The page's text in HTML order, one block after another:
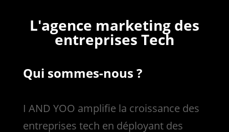
L'agence marketing des
entreprises Tech
Qui sommes-nous ?
I AND YOO amplifie la croissance des
entreprises tech en déployant des